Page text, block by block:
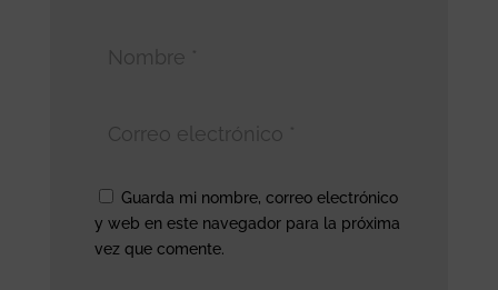
Guarda mi nombre, correo electrónico
y web en este navegador para la próxima
vez que comente.